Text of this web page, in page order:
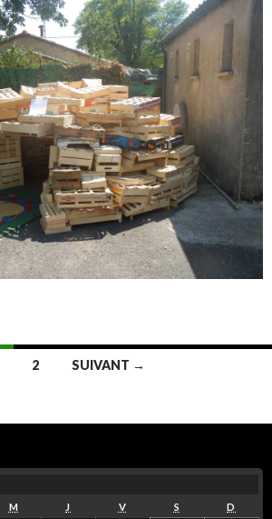
2 SUIVANT →
M J V S D